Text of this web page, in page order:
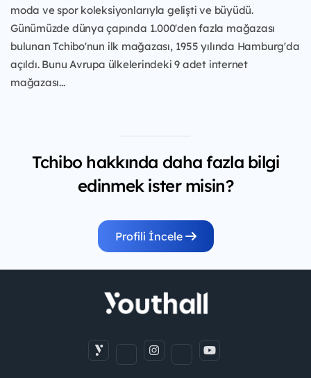
moda ve spor koleksiyonlarıyla gelişti ve büyüdü.
Günümüzde dünya çapında 1.000'den fazla mağazası
bulunan Tchibo'nun ilk mağazası, 1955 yılında Hamburg'da
açıldı. Bunu Avrupa ülkelerindeki 9 adet internet
mağazası...
Tchibo hakkında daha fazla bilgi
edinmek ister misin?
Profili İncele